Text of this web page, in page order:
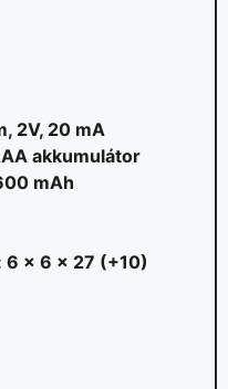
2V, 20 mA
akkumulátor
mAh
6 x 6 x 27 (+10)